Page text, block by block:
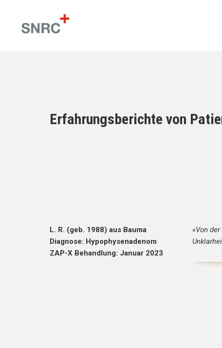
Erfahrungsberichte von
L. R. (geb. 1988) aus Bauma
Diagnose: Hypophysenadenom
ZAP-X Behandlung: Januar 2023
«Von